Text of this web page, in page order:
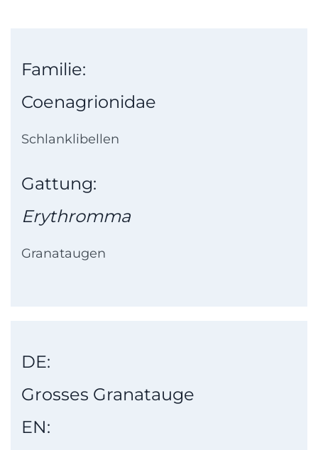
Familie:
Coenagrionidae
Schlanklibellen
Gattung:
Erythromma
Granataugen
DE:
Grosses Granatauge
EN: